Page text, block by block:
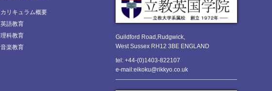
Guildford Road,Rudgwick,
West Sussex RH12 3BE ENGLAND
tel: +44-(0)1403-822107
e-mail:eikoku@rikkyo.co.uk
カリキュラム概要
英語教育
理科教育
音楽教育